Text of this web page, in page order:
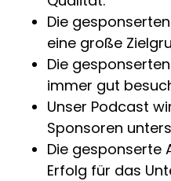
Die
eine große
Die
immer gut
Unser Podcast
Sponsoren
Die gesponserte
Erfolg für das